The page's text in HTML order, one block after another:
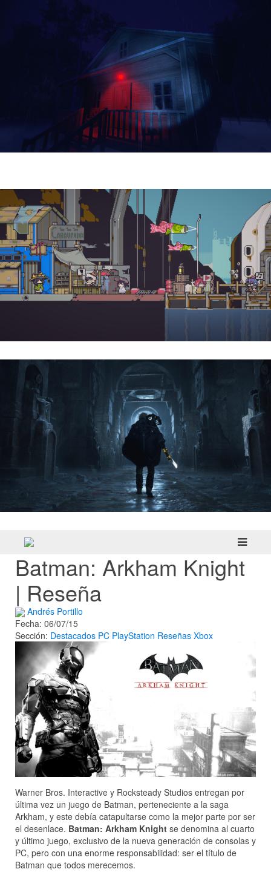
Batman: Arkham Knight
| Reseña
Andrés Portillo
Fecha: 06/07/15
Sección: Destacados PC PlayStation Reseñas Xbox
Warner Bros. Interactive y Rocksteady Studios entregan por
última vez un juego de Batman, perteneciente a la saga
Arkham, y este debía catapultarse como la mejor parte por ser
el desenlace. Batman: Arkham Knight se denomina al cuarto
y último juego, exclusivo de la nueva generación de consolas y
PC, pero con una enorme responsabilidad: ser el título de
Batman que todos merecemos.